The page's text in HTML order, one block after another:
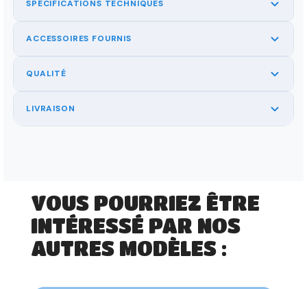
SPÉCIFICATIONS TECHNIQUES
ACCESSOIRES FOURNIS
QUALITÉ
LIVRAISON
VOUS POURRIEZ ÊTRE
INTÉRESSÉ PAR NOS
AUTRES MODÈLES :